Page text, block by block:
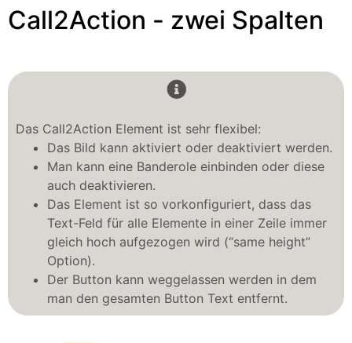
Call2Action - zwei Spalten
Das Call2Action Element ist sehr flexibel:
Das Bild kann aktiviert oder deaktiviert werden.
Man kann eine Banderole einbinden oder diese
auch deaktivieren.
Das Element ist so vorkonfiguriert, dass das
Text-Feld für alle Elemente in einer Zeile immer
gleich hoch aufgezogen wird (“same height”
Option).
Der Button kann weggelassen werden in dem
man den gesamten Button Text entfernt.